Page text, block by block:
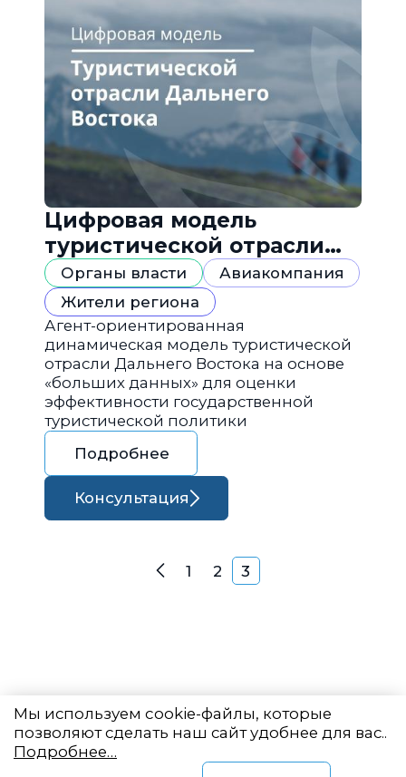
Цифровая модель
туристической отрасли
Дальнего Востока
Органы власти
Авиакомпания
Жители региона
Агент-ориентированная
динамическая модель туристической
отрасли Дальнего Востока на основе
«больших данных» для оценки
эффективности государственной
туристической политики
Подробнее
Консультация
Навигация по
Назад
1 2 3
Мы используем cookie-файлы, которые
позволяют сделать наш сайт удобнее для вас..
Подробнее…